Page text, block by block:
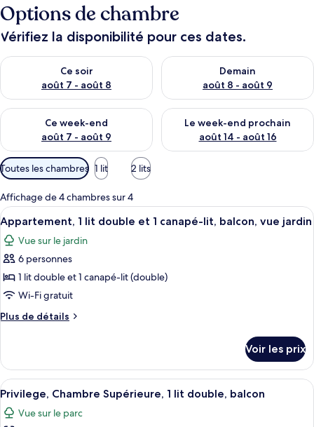
Options de chambre
Vérifiez la disponibilité pour ces dates.
Ce soir
août 7 - août 8
Vérifier la disponibilité pour ce soir août 7 - août 8
Demain
août 8 - août 9
Vérifier la disponibilité pour
Ce week-end
août 7 - août 9
Vérifier la disponibilité pour ce week-end août 7 - août 9
Le week-end prochain
août 14 - août 16
Vérifier la disponibilité pour
Filtres
disponibles
pour
les
chambres
Toutes les chambres 1 lit 2 lits
Affichage de 4 chambres sur 4
Afficher
toutes
les
photos
pour
ce
type
de
Appartement,
lit
double
et
Une cuisine moderne avec des
11
Appartement, 1 lit double et 1 canapé-lit, balcon, vue jardin
Vue sur le jardin
6 personnes
1 lit double et 1 canapé-lit (double)
Wi-Fi gratuit
Plus de détails
Plus
le
type
de
chambre
Appartement,
Voir les prix
Afficher
toutes
les
Une chambre d’hôtel avec un
11
Privilege, Chambre Supérieure, 1 lit double, balcon
Vue sur le parc